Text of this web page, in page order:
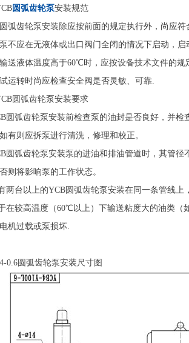
圆弧齿轮泵安装规范
弧齿轮泵安装除应按前面的规定执行外，尚应符
不应在无液体或出口阀门全闭的情况下启动，启
送液体温度高于60℃时，应按设备技术文件的规
运转时尚应检查安全阀是否灵敏、可靠.
圆弧齿轮泵安装要求
圆弧齿轮泵安装前检查泵的油封是否良好，并
有则应拆泵进行清洗，修理和校正。
圆弧齿轮泵安装泵的进油和排油管道时，其管
则将影响泵的工作状态。
两台以上的YCB圆弧齿轮泵安装在同一条管线上
在较高温度（60℃以上）下输送粘度大的油类（
机过载或泵损坏.
0.6圆弧齿轮泵安装尺寸图